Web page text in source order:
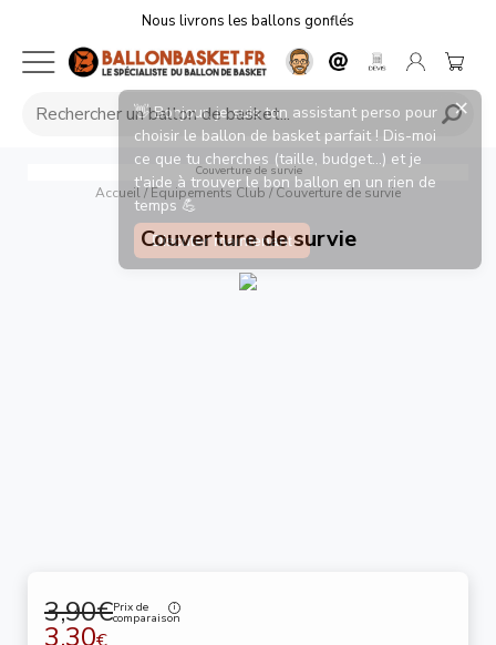
Nous livrons les ballons gonflés
Couverture de survie
Accueil/ Equipements Club/Couverture de survie
Couverture de survie
3,90€Prix de
comparaison
3,30